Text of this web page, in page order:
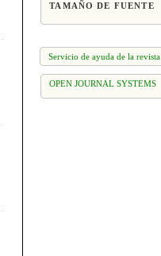
TAMAÑO DE FUENTE
Servicio de ayuda de la revista
OPEN JOURNAL SYSTEMS